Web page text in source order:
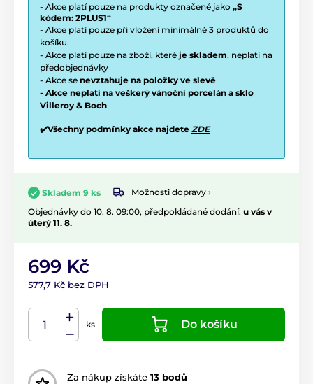
- Akce platí pouze na produkty označené jako „S
kódem: 2PLUS1“
- Akce platí pouze při vložení minimálně 3 produktů do
košíku.
- Akce platí pouze na zboží, které je skladem, neplatí na
předobjednávky
- Akce se nevztahuje na položky ve slevě
- Akce neplatí na veškerý vánoční porcelán a sklo
Villeroy & Boch
✔️Všechny podmínky akce najdete ZDE
Skladem 9 ks
Možnosti dopravy ›
Objednávky do 10. 8. 09:00, předpokládané dodání: u vás v
úterý 11. 8.
699 Kč
577,7 Kč bez DPH
ks Do košíku
Za nákup získáte 13 bodů